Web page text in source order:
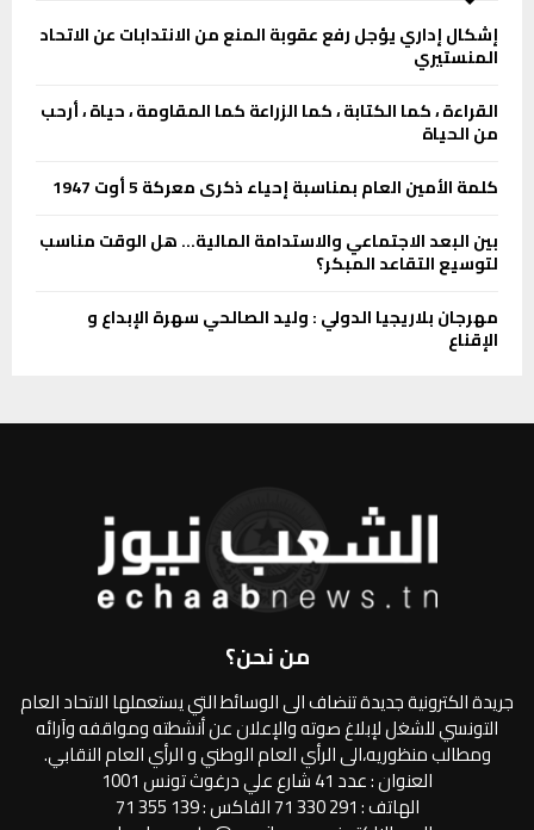
إشكال إداري يؤجل رفع عقوبة المنع من الانتدابات عن الاتحاد
المنستيري
القراءة ، كما الكتابة ، كما الزراعة كما المقاومة ، حياة ، أرحب
من الحياة
كلمة الأمين العام بمناسبة إحياء ذكرى معركة 5 أوت 1947
بين البعد الاجتماعي والاستدامة المالية… هل الوقت مناسب
لتوسيع التقاعد المبكر؟
مهرجان بلاريجيا الدولي : وليد الصالحي سهرة الإبداع و
الإقناع
من نحن؟
جريدة الكترونية جديدة تنضاف الى الوسائط التي يستعملها الاتحاد العام
التونسي للشغل لإبلاغ صوته والإعلان عن أنشطته ومواقفه وآرائه
ومطالب منظوريه،الى الرأي العام الوطني و الرأي العام النقابي.
العنوان : عدد 41 شارع علي درغوث تونس 1001
الهاتف : 291 330 71 الفاكس : 139 355 71